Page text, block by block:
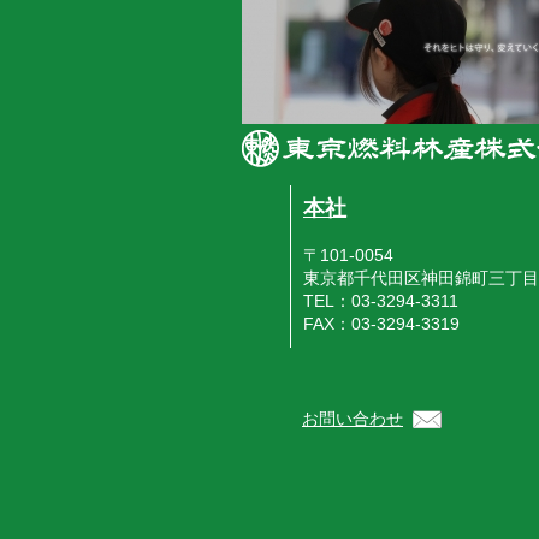
本社
〒101-0054
東京都千代田区神田錦町三丁
TEL：03-3294-3311
FAX：03-3294-3319
お問い合わせ